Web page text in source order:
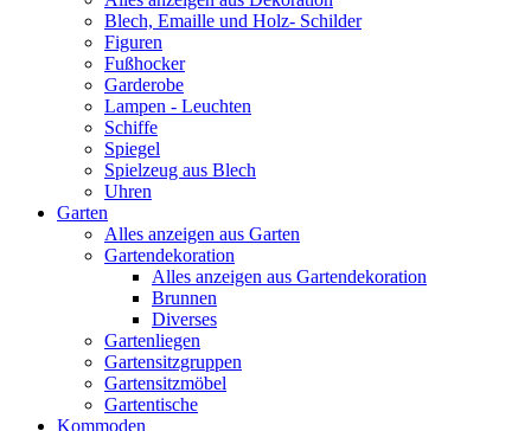
Blech, Emaille und Holz- Schilder
Figuren
Fußhocker
Garderobe
Lampen - Leuchten
Schiffe
Spiegel
Spielzeug aus Blech
Uhren
Garten
Alles anzeigen aus Garten
Gartendekoration
Alles anzeigen aus Gartendekoration
Brunnen
Diverses
Gartenliegen
Gartensitzgruppen
Gartensitzmöbel
Gartentische
Kommoden